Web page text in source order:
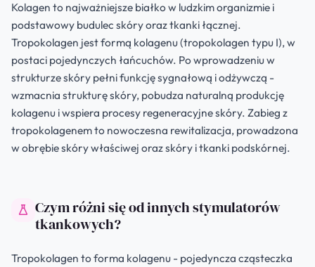
Kolagen to najważniejsze białko w ludzkim organizmie i
podstawowy budulec skóry oraz tkanki łącznej.
Tropokolagen jest formą kolagenu (tropokolagen typu I), w
postaci pojedynczych łańcuchów. Po wprowadzeniu w
strukturze skóry pełni funkcję sygnałową i odżywczą -
wzmacnia strukturę skóry, pobudza naturalną produkcję
kolagenu i wspiera procesy regeneracyjne skóry. Zabieg z
tropokolagenem to nowoczesna rewitalizacja, prowadzona
w obrębie skóry właściwej oraz skóry i tkanki podskórnej.
Czym różni się od innych stymulatorów
tkankowych?
Tropokolagen to forma kolagenu - pojedyncza cząsteczka